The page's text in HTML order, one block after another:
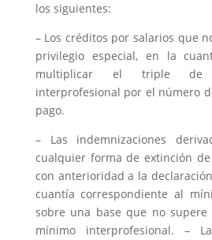
los siguientes:
– Los créditos por salarios que
privilegio especial, en la
multiplicar el triple de
interprofesional por el número
pago.
– Las indemnizaciones
cualquier forma de extinción
con anterioridad a la
cuantía correspondiente al
sobre una base que no
mínimo interprofesional. –